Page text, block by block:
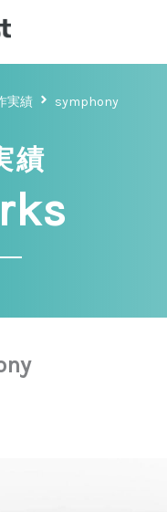
実績 symphony
績